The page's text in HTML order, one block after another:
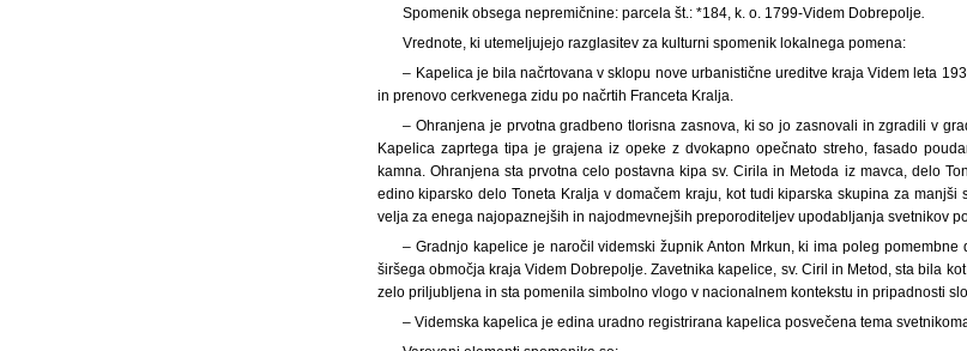
Spomenik obsega nepremičnine: parcela št.: *184, k. o. 1799-Videm Dobrepolje.
Vrednote, ki utemeljujejo razglasitev za kulturni spomenik lokalnega pomena:
– Kapelica je bila načrtovana v sklopu nove urbanistične ureditve kraja Videm leta
in prenovo cerkvenega zidu po načrtih Franceta Kralja.
– Ohranjena je prvotna gradbeno tlorisna zasnova, ki so jo zasnovali in zgradili v
Kapelica zaprtega tipa je grajena iz opeke z dvokapno opečnato streho, fasado
kamna. Ohranjena sta prvotna celo postavna kipa sv. Cirila in Metoda iz mavca, delo
edino kiparsko delo Toneta Kralja v domačem kraju, kot tudi kiparska skupina za manjši
velja za enega najopaznejših in najodmevnejših preporoditeljev upodabljanja svetnikov
– Gradnjo kapelice je naročil videmski župnik Anton Mrkun, ki ima poleg
širšega območja kraja Videm Dobrepolje. Zavetnika kapelice, sv. Ciril in Metod, sta bila
zelo priljubljena in sta pomenila simbolno vlogo v nacionalnem kontekstu in pripadnosti
– Videmska kapelica je edina uradno registrirana kapelica posvečena tema